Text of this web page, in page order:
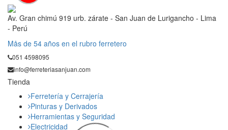
Av. Gran chimú 919 urb. zárate - San Juan de Lurigancho - Lima
- Perú
Mås de 54 años en el rubro ferretero
051 4598095
info@ferreteriasanjuan.com
Tienda
Ferretería y Cerrajería
Pinturas y Derivados
Herramientas y Seguridad
Electricidad